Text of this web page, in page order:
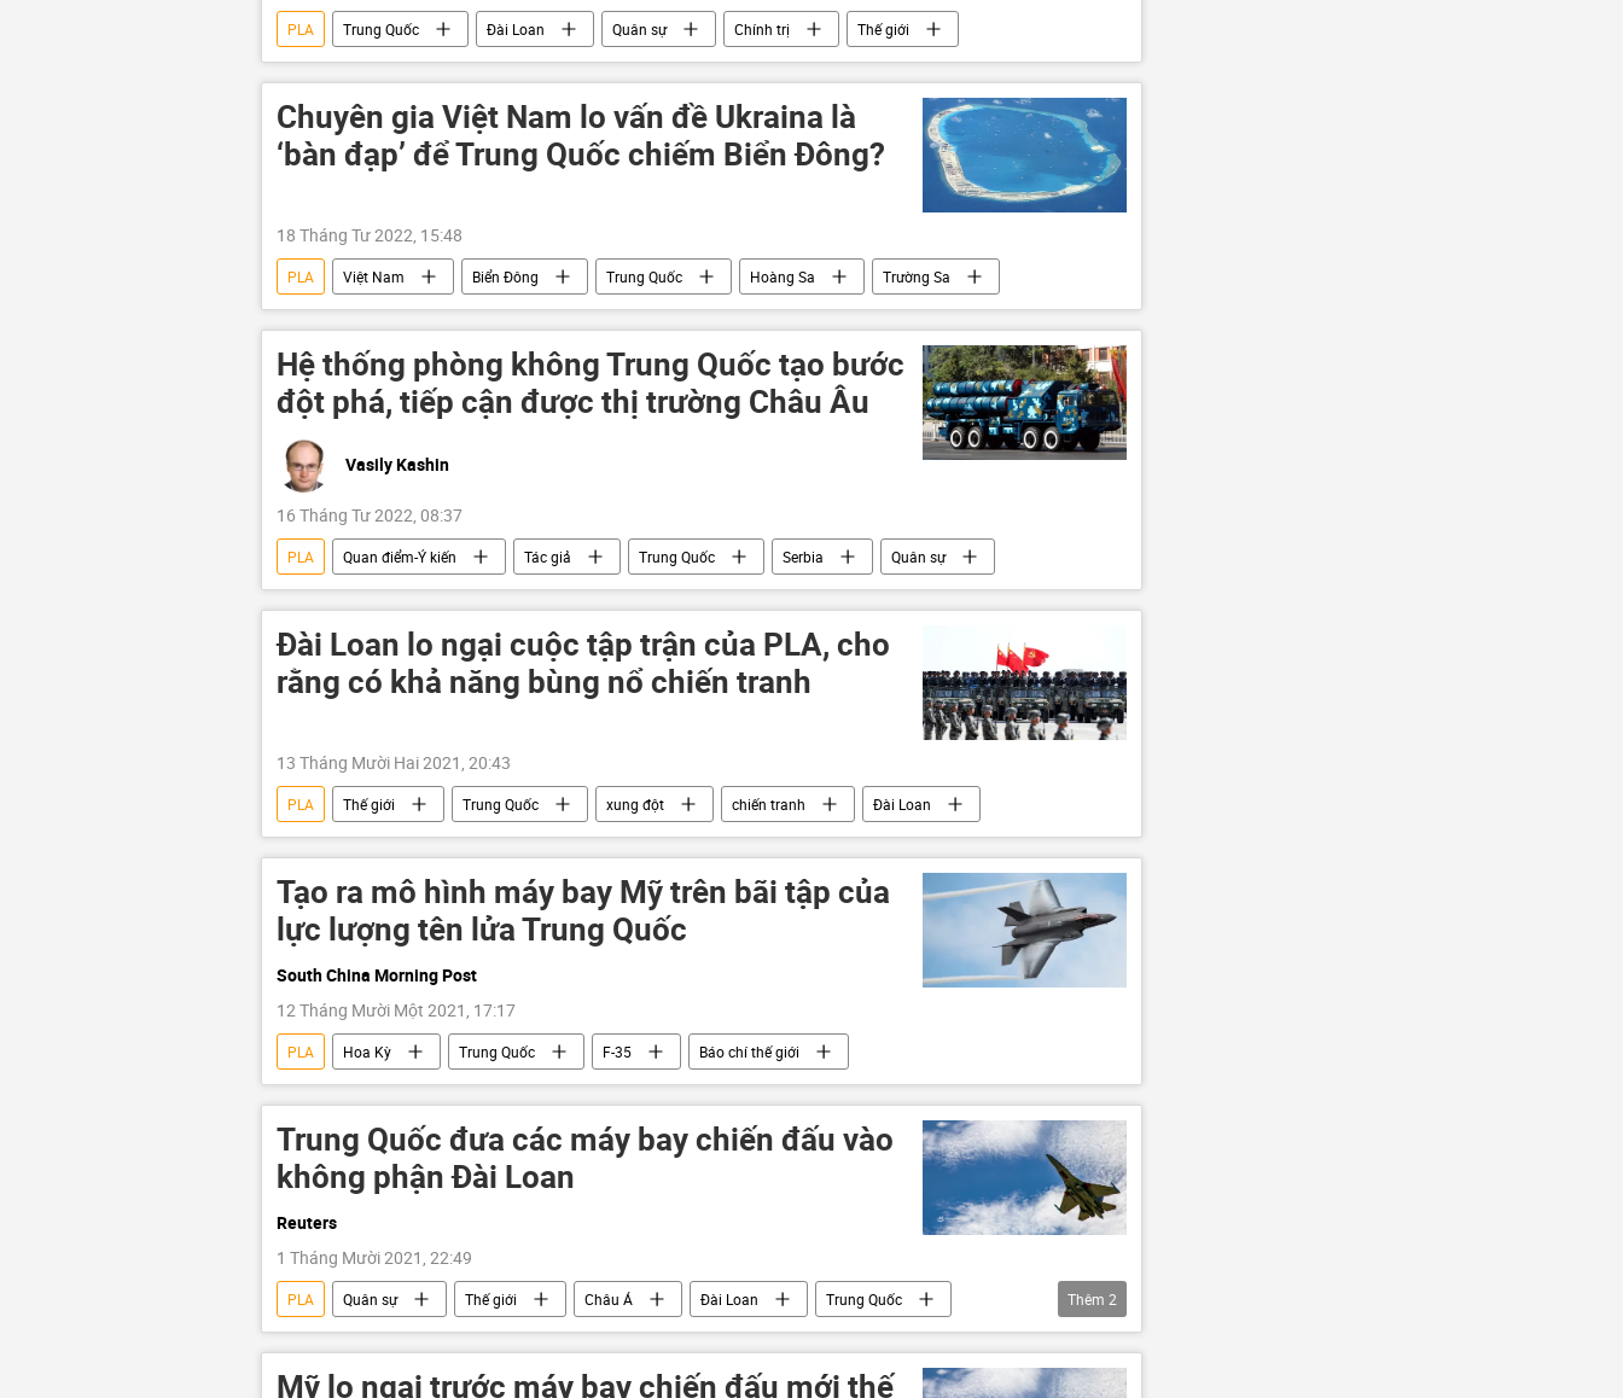
PLA Trung Quốc Đài Loan Quân sự Chính trị Thế giới
Chuyên gia Việt Nam lo vấn đề Ukraina là
‘bàn đạp’ để Trung Quốc chiếm Biển Đông?
18 Tháng Tư 2022, 15:48
PLA Việt Nam Biển Đông Trung Quốc Hoàng Sa Trường Sa
Hệ thống phòng không Trung Quốc tạo bước
đột phá, tiếp cận được thị trường Châu Âu
Vasily Kashin
16 Tháng Tư 2022, 08:37
PLA Quan điểm-Ý kiến Tác giả Trung Quốc Serbia Quân sự
Đài Loan lo ngại cuộc tập trận của PLA, cho
rằng có khả năng bùng nổ chiến tranh
13 Tháng Mười Hai 2021, 20:43
PLA Thế giới Trung Quốc xung đột chiến tranh Đài Loan
Tạo ra mô hình máy bay Mỹ trên bãi tập của
lực lượng tên lửa Trung Quốc
South China Morning Post
12 Tháng Mười Một 2021, 17:17
PLA Hoa Kỳ Trung Quốc F-35 Báo chí thế giới
Trung Quốc đưa các máy bay chiến đấu vào
không phận Đài Loan
Reuters
1 Tháng Mười 2021, 22:49
PLA Quân sự Thế giới Châu Á Đài Loan
Trung Quốc
máy bay
máy bay chiến đấu
Thêm 2
Mỹ lo ngại trước máy bay chiến đấu mới thế